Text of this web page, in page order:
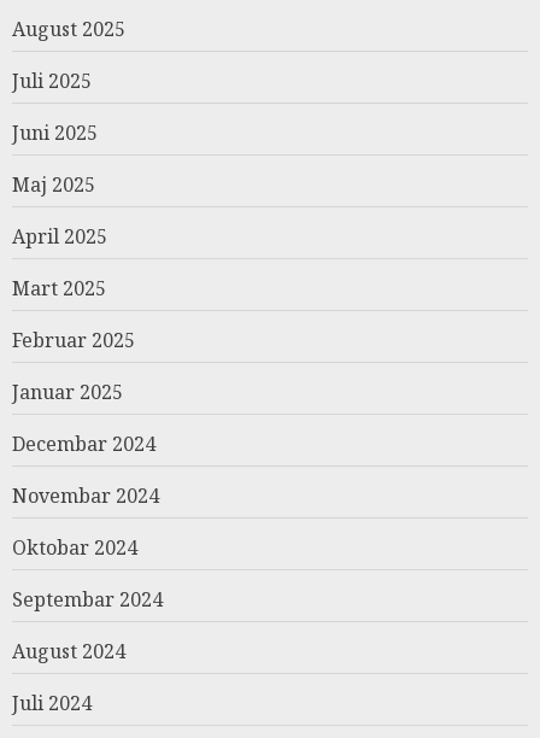
August 2025
Juli 2025
Juni 2025
Maj 2025
April 2025
Mart 2025
Februar 2025
Januar 2025
Decembar 2024
Novembar 2024
Oktobar 2024
Septembar 2024
August 2024
Juli 2024